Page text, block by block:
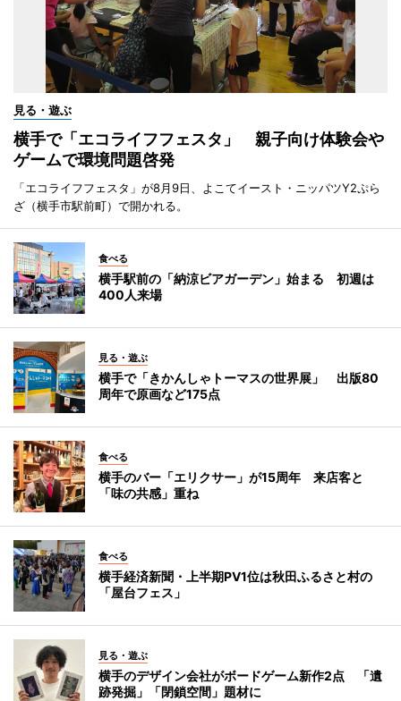
見る・遊ぶ
横手で「エコライフフェスタ」 親子向け体験会や
ゲームで環境問題啓発
「エコライフフェスタ」が8月9日、よこてイースト・ニッパツY2ぷら
ざ（横手市駅前町）で開かれる。
食べる
横手駅前の「納涼ビアガーデン」始まる 初週は
400人来場
見る・遊ぶ
横手で「きかんしゃトーマスの世界展」 出版80
周年で原画など175点
食べる
横手のバー「エリクサー」が15周年 来店客と
「味の共感」重ね
食べる
横手経済新聞・上半期PV1位は秋田ふるさと村の
「屋台フェス」
見る・遊ぶ
横手のデザイン会社がボードゲーム新作2点 「遺
跡発掘」「閉鎖空間」題材に